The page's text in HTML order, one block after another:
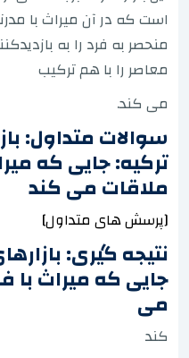
است که در آن میراث با
منحصر به فرد را به
معاصر را با هم ترکیب
می کند.
سوالات متداول:
ترکیه: جایی که
ملاقات می کند
[پرسش های متداول]
نتیجه گیری:
جایی که میراث با
می
کند